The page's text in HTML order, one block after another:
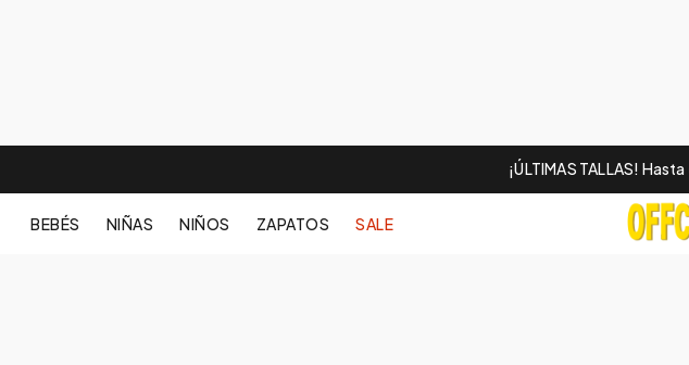
¡ÚLTIMAS TALLAS! Hasta
BEBÉS NIÑAS NIÑOS ZAPATOS SALE